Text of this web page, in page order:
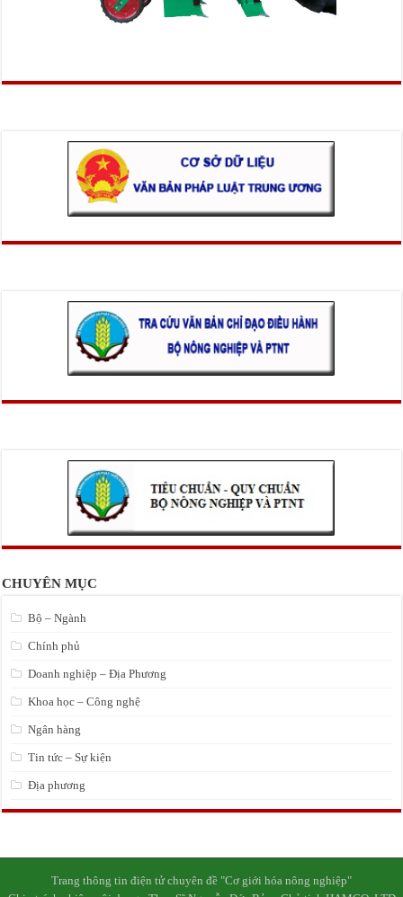
CHUYÊN MỤC
Bộ – Ngành
Chính phủ
Doanh nghiệp – Địa Phương
Khoa học – Công nghệ
Ngân hàng
Tin tức – Sự kiện
Địa phương
Trang thông tin điện tử chuyên đề "Cơ giới hóa nông nghiệp"